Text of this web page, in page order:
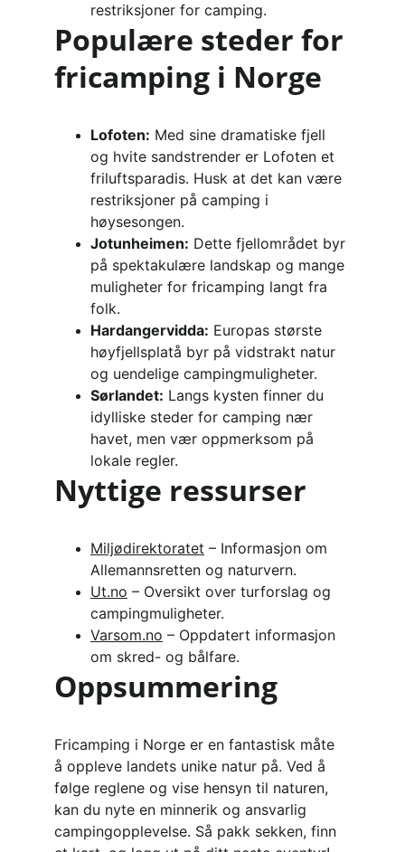
restriksjoner for camping.
Populære steder for
fricamping i Norge
Lofoten: Med sine dramatiske fjell
og hvite sandstrender er Lofoten et
friluftsparadis. Husk at det kan være
restriksjoner på camping i
høysesongen.
Jotunheimen: Dette fjellområdet byr
på spektakulære landskap og mange
muligheter for fricamping langt fra
folk.
Hardangervidda: Europas største
høyfjellsplatå byr på vidstrakt natur
og uendelige campingmuligheter.
Sørlandet: Langs kysten finner du
idylliske steder for camping nær
havet, men vær oppmerksom på
lokale regler.
Nyttige ressurser
Miljødirektoratet – Informasjon om
Allemannsretten og naturvern.
Ut.no – Oversikt over turforslag og
campingmuligheter.
Varsom.no – Oppdatert informasjon
om skred- og bålfare.
Oppsummering
Fricamping i Norge er en fantastisk måte
å oppleve landets unike natur på. Ved å
følge reglene og vise hensyn til naturen,
kan du nyte en minnerik og ansvarlig
campingopplevelse. Så pakk sekken, finn